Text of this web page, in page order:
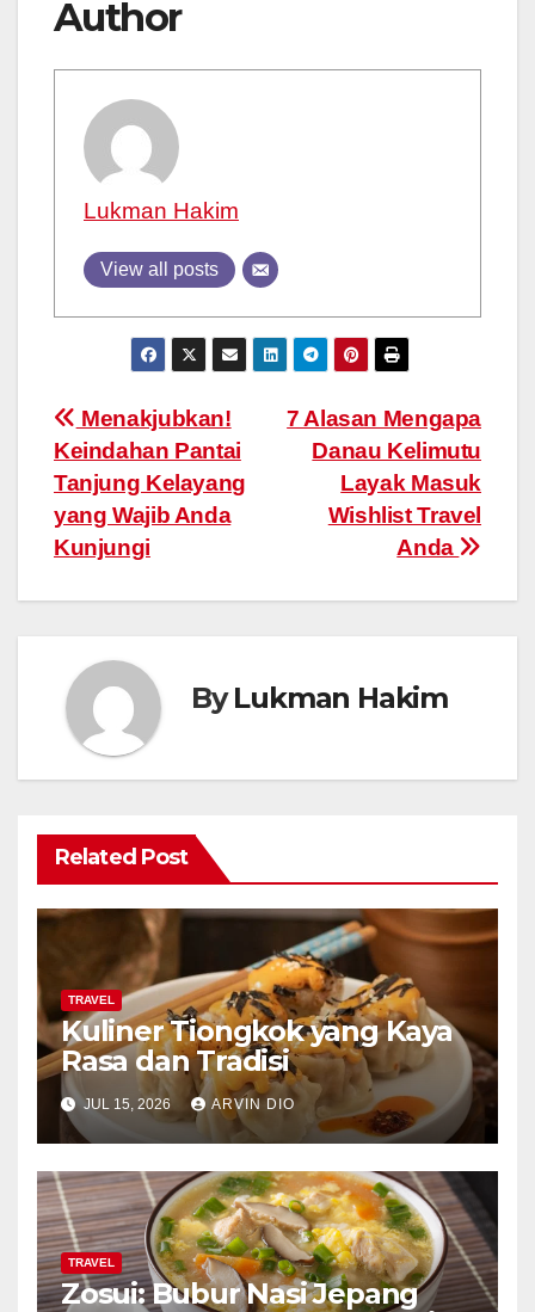
Author
Lukman Hakim
View all posts
Post
navigation
7 Alasan Mengapa
Danau Kelimutu
Layak Masuk
Wishlist Travel
Anda
Menakjubkan!
Keindahan Pantai
Tanjung Kelayang
yang Wajib Anda
Kunjungi
ByLukman Hakim
Related Post
TRAVEL
Kuliner Tiongkok yang Kaya
Rasa dan Tradisi
JUL 15, 2026 ARVIN DIO
TRAVEL
Zosui: Bubur Nasi Jepang